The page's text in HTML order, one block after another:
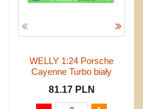
WELLY 1:24 Porsche
Cayenne Turbo biały
81.17 PLN